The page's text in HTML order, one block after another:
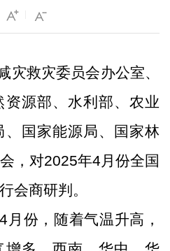
灾救灾委员会办公室、
源部、水利部、农业
国家能源局、国家林
，对2025年4 月份全国
会商研判。
4 月份，随着气温升高，